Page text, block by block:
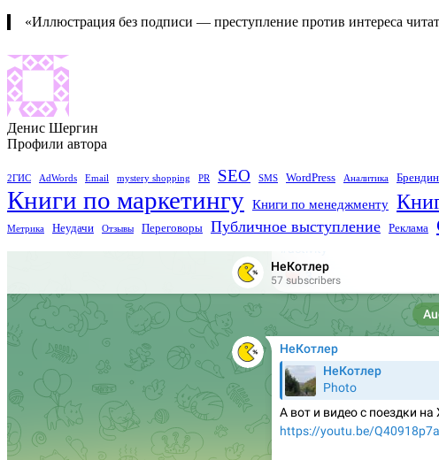
«Иллюстрация без подписи — преступление против интереса
Денис Шергин
Профили автора
2ГИС AdWords Email mystery shopping PR SEO SMS WordPress Аналитика
Книги по маркетингу Книги по менеджменту
Метрика Неудачи Отзывы Переговоры Публичное выступление Реклама